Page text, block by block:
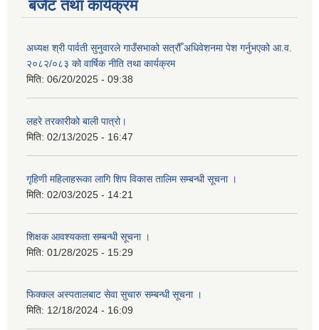
बजेट तथा कार्यक्रम
अध्यक्ष श्री पार्वती सुनुवारले गाउँसभाको सत्रौँ अधिवेशनमा पेश गर्नुभएको आ.व.
२०८२/०८३ को वार्षिक नीति तथा कार्यक्रम
मिति: 06/20/2025 - 09:38
लहरे तरकारीको बाली पात्रो।
मिति: 02/13/2025 - 16:47
गृहिणी महिलाहरूका लागि शिप विकास तालिम सम्बन्धी सूचना ‌।
मिति: 02/03/2025 - 14:21
शिक्षक आवश्यकता सम्बन्धी सूचना ।
मिति: 01/28/2025 - 15:29
फिक्कल अस्पतालबाट सेवा सुचारु सम्बन्धी सूचना ।
मिति: 12/18/2024 - 16:09